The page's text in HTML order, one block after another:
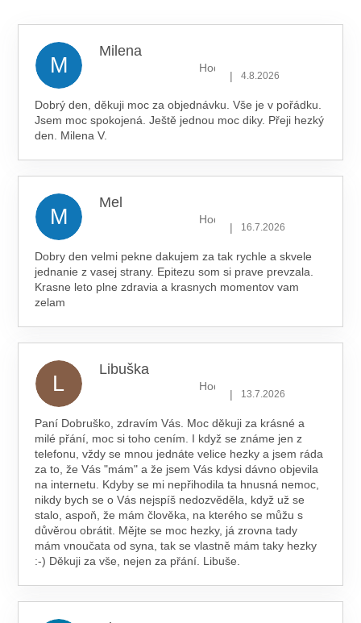
M
Milena
Hodnocení obchodu je 5 z 5
| 4.8.2026
Dobrý den, děkuji moc za objednávku. Vše je v pořádku.
Jsem moc spokojená. Ještě jednou moc diky. Přeji hezký
den. Milena V.
M
Mel
Hodnocení obchodu je 5 z 5
| 16.7.2026
Dobry den velmi pekne dakujem za tak rychle a skvele
jednanie z vasej strany. Epitezu som si prave prevzala.
Krasne leto plne zdravia a krasnych momentov vam
zelam
L
Libuška
Hodnocení obchodu je 5 z 5
| 13.7.2026
Paní Dobruško, zdravím Vás. Moc děkuji za krásné a
milé přání, moc si toho cením. I když se známe jen z
telefonu, vždy se mnou jednáte velice hezky a jsem ráda
za to, že Vás "mám" a že jsem Vás kdysi dávno objevila
na internetu. Kdyby se mi nepřihodila ta hnusná nemoc,
nikdy bych se o Vás nejspíš nedozvěděla, když už se
stalo, aspoň, že mám člověka, na kterého se můžu s
důvěrou obrátit. Mějte se moc hezky, já zrovna tady
mám vnoučata od syna, tak se vlastně mám taky hezky
:-) Děkuji za vše, nejen za přání. Libuše.